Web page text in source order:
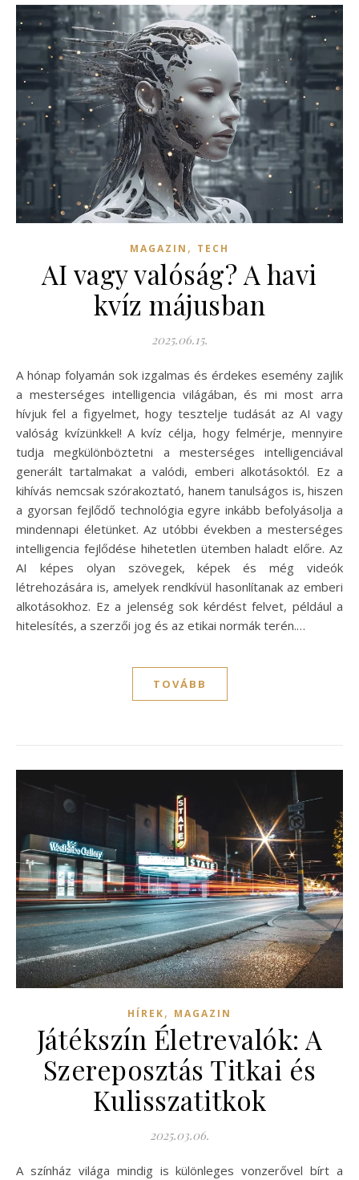
MAGAZIN , TECH
AI vagy valóság? A havi
kvíz májusban
2025.06.15.
A hónap folyamán sok izgalmas és érdekes esemény zajlik
a mesterséges intelligencia világában, és mi most arra
hívjuk fel a figyelmet, hogy tesztelje tudását az AI vagy
valóság kvízünkkel! A kvíz célja, hogy felmérje, mennyire
tudja megkülönböztetni a mesterséges intelligenciával
generált tartalmakat a valódi, emberi alkotásoktól. Ez a
kihívás nemcsak szórakoztató, hanem tanulságos is, hiszen
a gyorsan fejlődő technológia egyre inkább befolyásolja a
mindennapi életünket. Az utóbbi években a mesterséges
intelligencia fejlődése hihetetlen ütemben haladt előre. Az
AI képes olyan szövegek, képek és még videók
létrehozására is, amelyek rendkívül hasonlítanak az emberi
alkotásokhoz. Ez a jelenség sok kérdést felvet, például a
hitelesítés, a szerzői jog és az etikai normák terén.…
TOVÁBB
HÍREK, MAGAZIN
Játékszín Életrevalók: A
Szereposztás Titkai és
Kulisszatitkok
2025.03.06.
A színház világa mindig is különleges vonzerővel bírt a